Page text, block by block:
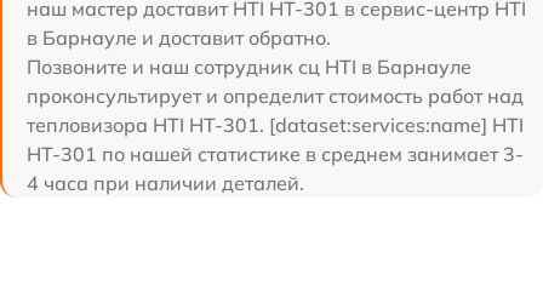
наш мастер доставит HTI HT-301 в сервис-центр HTI
в Барнауле и доставит обратно.
Позвоните и наш сотрудник сц HTI в Барнауле
проконсультирует и определит стоимость работ над
тепловизора HTI HT-301. [dataset:services:name] HTI
HT-301 по нашей статистике в среднем занимает 3-
4 часа при наличии деталей.